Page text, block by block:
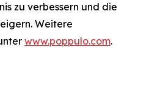
zu verbessern und die
Weitere
www.poppulo.com.